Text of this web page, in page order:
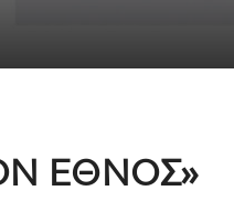
ΕΘΝΟΣ»